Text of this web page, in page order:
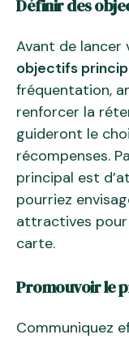
Définir des
Avant de
objectifs
fréquentation,
renforcer la
guideront le
récompenses.
principal est
pourriez
attractives
carte.
Promouvoir le
Communiquez